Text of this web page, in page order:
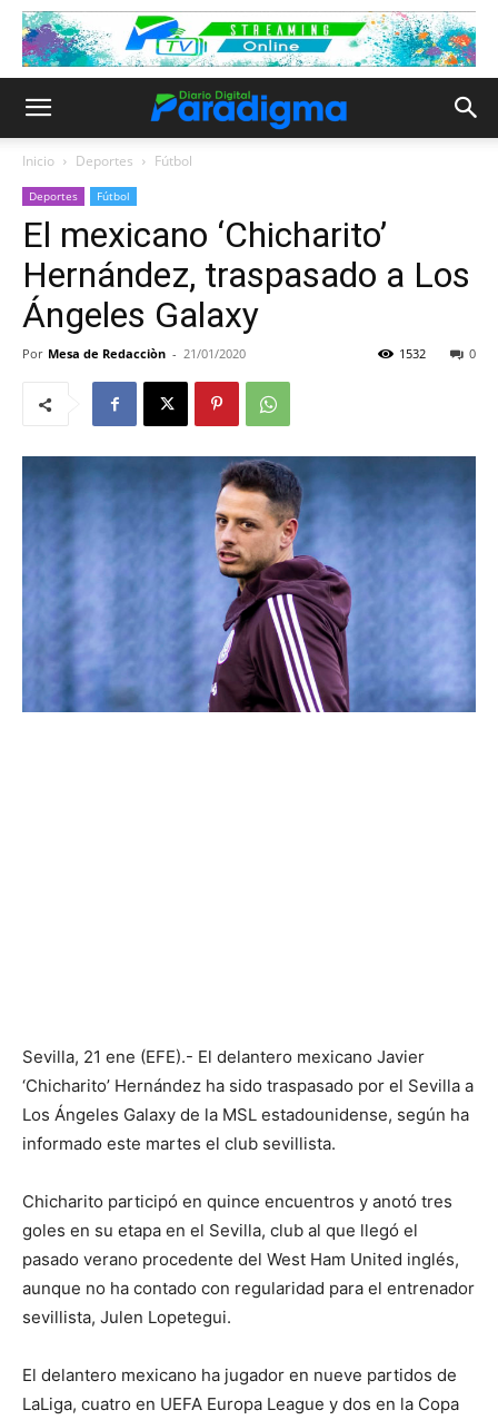
Inicio Deportes Fútbol
Deportes Fútbol
El mexicano ‘Chicharito’
Hernández, traspasado a Los
Ángeles Galaxy
Por Mesa de Redacciòn - 21/01/2020 0
1532
Sevilla, 21 ene (EFE).- El delantero mexicano Javier
‘Chicharito’ Hernández ha sido traspasado por el Sevilla a
Los Ángeles Galaxy de la MSL estadounidense, según ha
informado este martes el club sevillista.
Chicharito participó en quince encuentros y anotó tres
goles en su etapa en el Sevilla, club al que llegó el
pasado verano procedente del West Ham United inglés,
aunque no ha contado con regularidad para el entrenador
sevillista, Julen Lopetegui.
El delantero mexicano ha jugador en nueve partidos de
LaLiga, cuatro en UEFA Europa League y dos en la Copa